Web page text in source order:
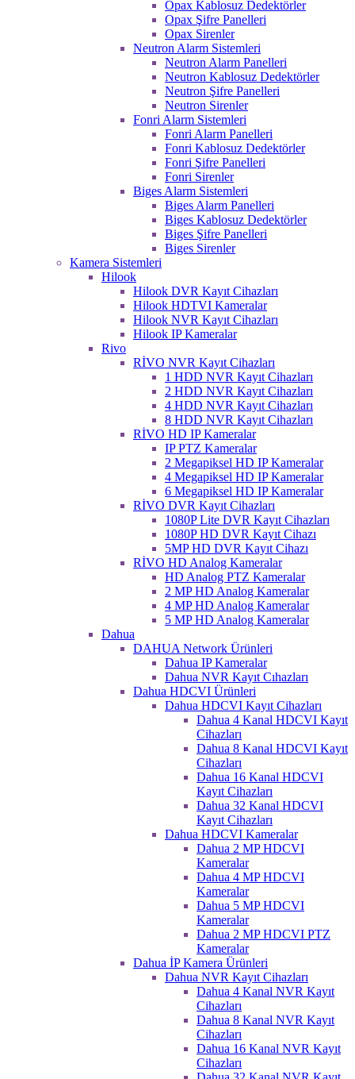
Opax Kablosuz Dedektörler
Opax Şifre Panelleri
Opax Sirenler
Neutron Alarm Sistemleri
Neutron Alarm Panelleri
Neutron Kablosuz Dedektörler
Neutron Şifre Panelleri
Neutron Sirenler
Fonri Alarm Sistemleri
Fonri Alarm Panelleri
Fonri Kablosuz Dedektörler
Fonri Şifre Panelleri
Fonri Sirenler
Biges Alarm Sistemleri
Biges Alarm Panelleri
Biges Kablosuz Dedektörler
Biges Şifre Panelleri
Biges Sirenler
Kamera Sistemleri
Hilook
Hilook DVR Kayıt Cihazları
Hilook HDTVI Kameralar
Hilook NVR Kayıt Cihazları
Hilook IP Kameralar
Rivo
RİVO NVR Kayıt Cihazları
1 HDD NVR Kayıt Cihazları
2 HDD NVR Kayıt Cihazları
4 HDD NVR Kayıt Cihazları
8 HDD NVR Kayıt Cihazları
RİVO HD IP Kameralar
IP PTZ Kameralar
2 Megapiksel HD IP Kameralar
4 Megapiksel HD IP Kameralar
6 Megapiksel HD IP Kameralar
RİVO DVR Kayıt Cihazları
1080P Lite DVR Kayıt Cihazları
1080P HD DVR Kayıt Cihazı
5MP HD DVR Kayıt Cihazı
RİVO HD Analog Kameralar
HD Analog PTZ Kameralar
2 MP HD Analog Kameralar
4 MP HD Analog Kameralar
5 MP HD Analog Kameralar
Dahua
DAHUA Network Ürünleri
Dahua IP Kameralar
Dahua NVR Kayıt Cıhazları
Dahua HDCVI Ürünleri
Dahua HDCVI Kayıt Cihazları
Dahua 4 Kanal HDCVI Kayıt
Cihazları
Dahua 8 Kanal HDCVI Kayıt
Cihazları
Dahua 16 Kanal HDCVI
Kayıt Cihazları
Dahua 32 Kanal HDCVI
Kayıt Cihazları
Dahua HDCVI Kameralar
Dahua 2 MP HDCVI
Kameralar
Dahua 4 MP HDCVI
Kameralar
Dahua 5 MP HDCVI
Kameralar
Dahua 2 MP HDCVI PTZ
Kameralar
Dahua İP Kamera Ürünleri
Dahua NVR Kayıt Cihazları
Dahua 4 Kanal NVR Kayıt
Cihazları
Dahua 8 Kanal NVR Kayıt
Cihazları
Dahua 16 Kanal NVR Kayıt
Cihazları